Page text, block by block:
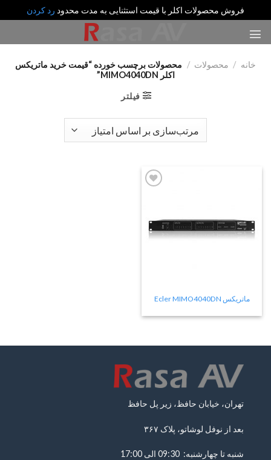
فروش محصولات اکلر با قیمت استثنایی به مدت محدود رد کردن
خانه / محصولات / محصولات برچسب خورده “قیمت خرید ماتریکس
اکلر MIMO4040DN”
فیلتر
ماتریکس Ecler MIMO4040DN
تهران، خیابان حافظ، زیر پل حافظ
بعد از نوفل لوشاتو، پلاک ۳۶۷
شنبه تا چهارشنبه: 09:30 الی 17:00